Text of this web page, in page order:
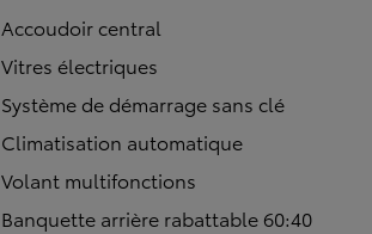
Accoudoir central
Vitres électriques
Système de démarrage sans clé
Climatisation automatique
Volant multifonctions
Banquette arrière rabattable 60:40